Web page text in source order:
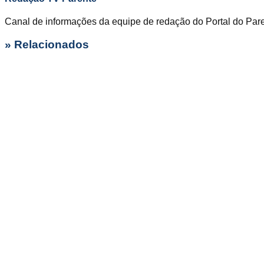
Canal de informações da equipe de redação do Portal do
» Relacionados